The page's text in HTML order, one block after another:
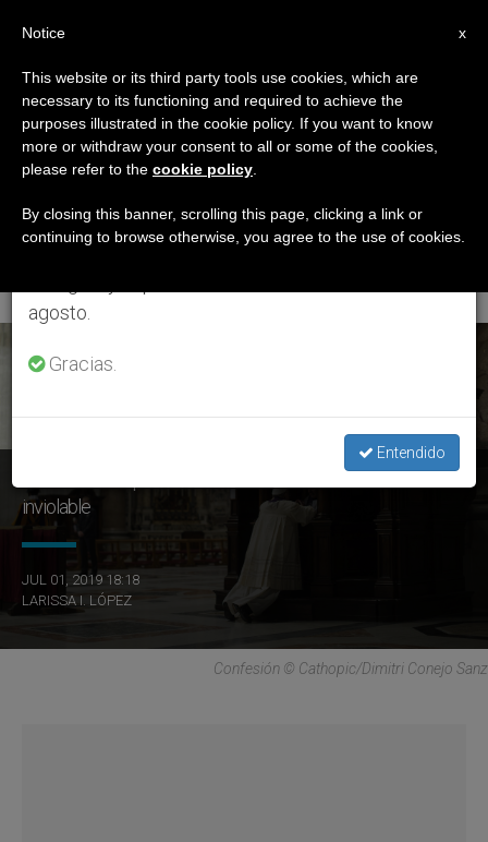
ETIQUETA
Posts Tagged
‘sacramento De La
Penitencia’
ÚLTIMAS NOTICIAS
Penitenciaría Apostólica: El secreto de confesión es
inviolable
JUL 01, 2019 18:18
LARISSA I. LÓPEZ
Confesión © Cathopic/Dimitri Conejo Sanz
×
Aviso importante
Del 27 de julio al 7 de agosto haremos la pausa
anual, aprovechando que en el periodo de verano
se generan menos informaciones y también el
agosto.
Gracias.
Entendido
x
Notice
This website or its third party tools use cookies, which are
necessary to its functioning and required to achieve the
purposes illustrated in the cookie policy. If you want to know
more or withdraw your consent to all or some of the cookies,
please refer to the cookie policy
By closing this banner, scrolling this page, clicking a link or
continuing to browse otherwise, you agree to the use of cookies.